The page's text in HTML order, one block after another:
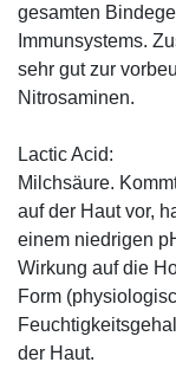
gesamten
Immunsystems.
sehr gut zur
Nitrosaminen.
Lactic Acid:
Milchsäure.
auf der Haut vor,
einem niedrigen
Wirkung auf die
Form
der Haut.